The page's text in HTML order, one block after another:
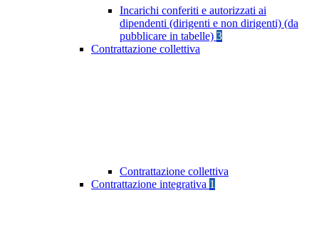
Incarichi conferiti e autorizzati ai
dipendenti (dirigenti e non dirigenti) (da
pubblicare in tabelle) 3
Contrattazione collettiva
Contrattazione collettiva
Contrattazione integrativa 1